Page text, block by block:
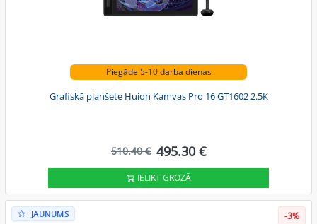
Piegāde 5-10 darba dienas
Grafiskā planšete Huion Kamvas Pro 16 GT1602 2.5K
510.40 € 495.30 €
IELIKT GROZĀ
JAUNUMS -3%